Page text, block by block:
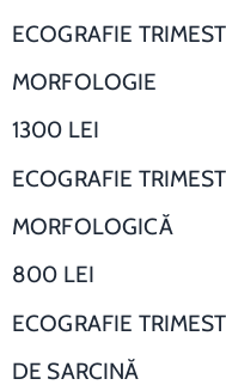
ECOGRAFIE
MORFOLOGIE
1300 LEI
ECOGRAFIE
MORFOLOGICĂ
800 LEI
ECOGRAFIE
DE SARCINĂ